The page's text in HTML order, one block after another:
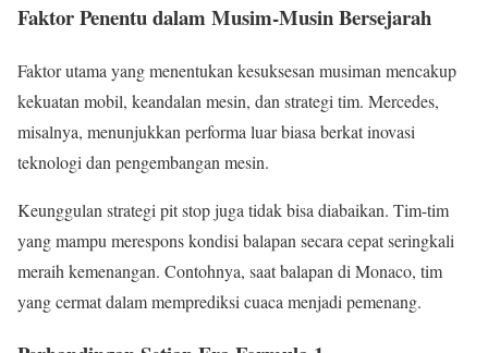
Faktor Penentu dalam Musim-Musin Bersejarah
Faktor utama yang menentukan kesuksesan musiman mencakup
kekuatan mobil, keandalan mesin, dan strategi tim. Mercedes,
misalnya, menunjukkan performa luar biasa berkat inovasi
teknologi dan pengembangan mesin.
Keunggulan strategi pit stop juga tidak bisa diabaikan. Tim-tim
yang mampu merespons kondisi balapan secara cepat seringkali
meraih kemenangan. Contohnya, saat balapan di Monaco, tim
yang cermat dalam memprediksi cuaca menjadi pemenang.